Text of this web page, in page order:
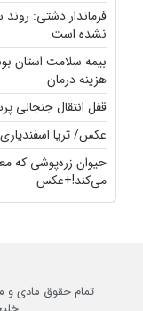
فرماندار دشتی:
نشده است
بیمه سلامت استان
هزینه‌ درمان
قفل انتقال جنجالی
عکس/ ثریا اسفندیاری
حیوان زره‌پوشی که
می‌کند!+عکس
تمام حقوق مادی و